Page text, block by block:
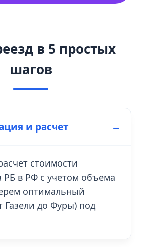
в 5 простых
шагов
и расчет
стоимости
РБ в РФ с учетом объема
оптимальный
Газели до Фуры) под